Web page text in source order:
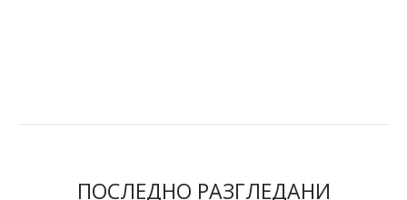
ПОСЛЕДНО РАЗГЛЕДАНИ